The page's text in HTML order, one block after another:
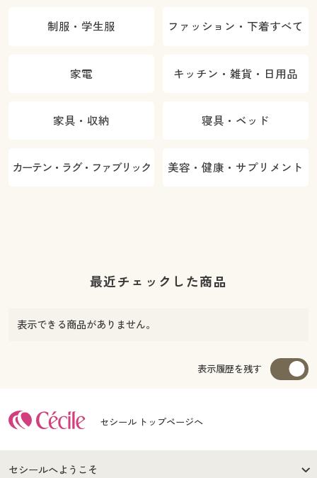
制服・学生服 ファッション・下着すべて
家電 キッチン・雑貨・日用品
家具・収納 寝具・ベッド
カーテン・ラグ・ファブリック 美容・健康・サプリメント
最近チェックした商品
表示できる商品がありません。
表示履歴を残す
セシール トップページへ
セシールへようこそ